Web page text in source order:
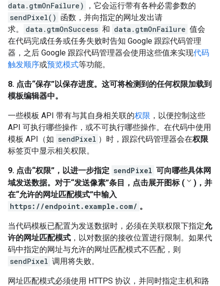
data.gtmOnFailure)
，它会运行带有各种必需参数的
sendPixel() 函数，并向指定的网址发出请
求。
data.gtmOnSuccess 和 data.gtmOnFailure 值会
在代码完成任务或任务失败时告知 Google 跟踪代码管理
器，之后 Google 跟踪代码管理器会使用这些值来实现代码
触发顺序或预览模式等功能。
8. 点击“保存”以保存进度。 这可将检测到的任何权限加载到
模板编辑器中。
一些模板 API 带有与其自身相关联的权限 ，以便控制这些
API 可执行哪些操作，或不可执行哪些操作。在代码中使用
模板 API（如 sendPixel ）时，跟踪代码管理器会在权限
标签页中显示相关权限。
9. 点击“权限”，以进一步指定 sendPixel 可向哪些具体网
域发送数据。 对于“发送像素”条目，点击展开图标 (
)，并
在“允许的网址匹配模式”中输入
https://endpoint.example.com/ 。
当代码模板已配置为发送数据时，必须在关联权限下指定允
许的网址匹配模式 ，以对数据的接收位置进行限制。如果代
码中指定的网址与允许的网址匹配模式不匹配，则
sendPixel 调用将失败。
网址匹配模式必须使用 HTTPS 协议，并同时指定主机和路